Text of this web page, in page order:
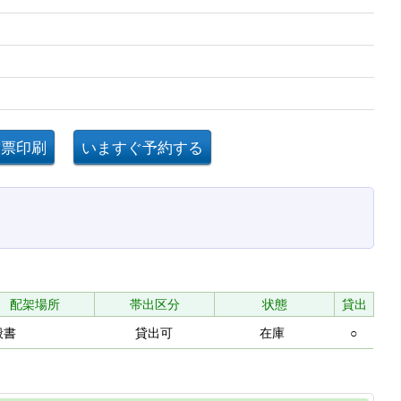
配架場所 帯出区分 状態
貸出
書
貸出可 在庫 ○